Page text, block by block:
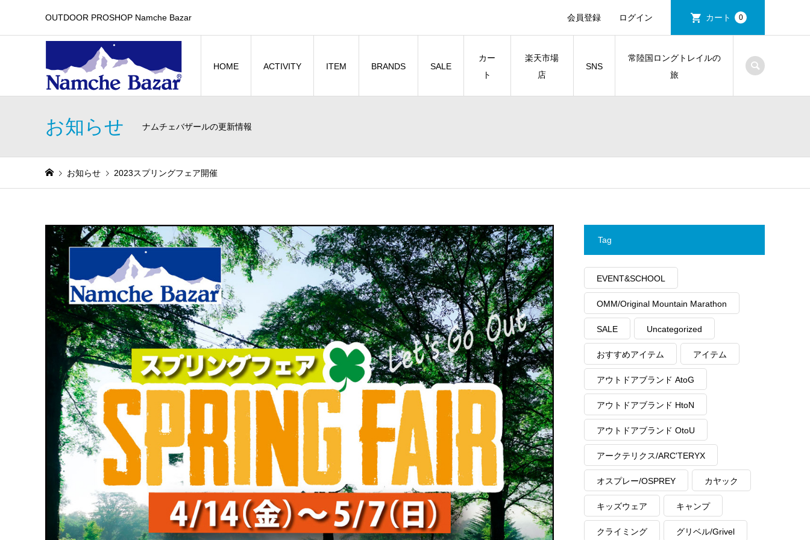
OUTDOOR PROSHOP Namche Bazar 会員登録 ログイン カート 0
HOME ACTIVITY ITEM BRANDS SALE
カー
ト
楽天市場
店
SNS
常陸国ロングトレイルの
旅
お知らせ ナムチェバザールの更新情報
お知らせ 2023スプリングフェア開催
Tag
EVENT&SCHOOL
OMM/Original Mountain Marathon
SALE Uncategorized
おすすめアイテム アイテム
アウトドアブランド AtoG
アウトドアブランド HtoN
アウトドアブランド OtoU
アークテリクス/ARC'TERYX
オスプレー/OSPREY カヤック
キッズウェア キャンプ
クライミング グリベル/Grivel